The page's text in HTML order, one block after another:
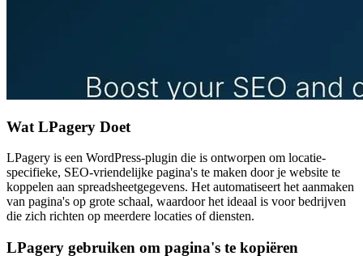
Wat LPagery Doet
LPagery is een WordPress-plugin die is ontworpen om locatie-
specifieke, SEO-vriendelijke pagina's te maken door je website te
koppelen aan spreadsheetgegevens. Het automatiseert het aanmaken
van pagina's op grote schaal, waardoor het ideaal is voor bedrijven
die zich richten op meerdere locaties of diensten.
LPagery gebruiken om pagina's te kopiëren